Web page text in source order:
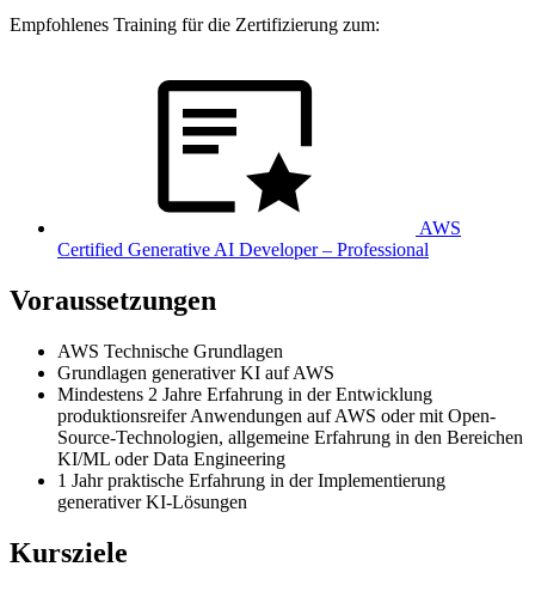
Empfohlenes Training für die Zertifizierung zum:
AWS
Certified Generative AI Developer – Professional
Voraussetzungen
AWS Technische Grundlagen
Grundlagen generativer KI auf AWS
Mindestens 2 Jahre Erfahrung in der Entwicklung
produktionsreifer Anwendungen auf AWS oder mit Open-
Source-Technologien, allgemeine Erfahrung in den Bereichen
KI/ML oder Data Engineering
1 Jahr praktische Erfahrung in der Implementierung
generativer KI-Lösungen
Kursziele